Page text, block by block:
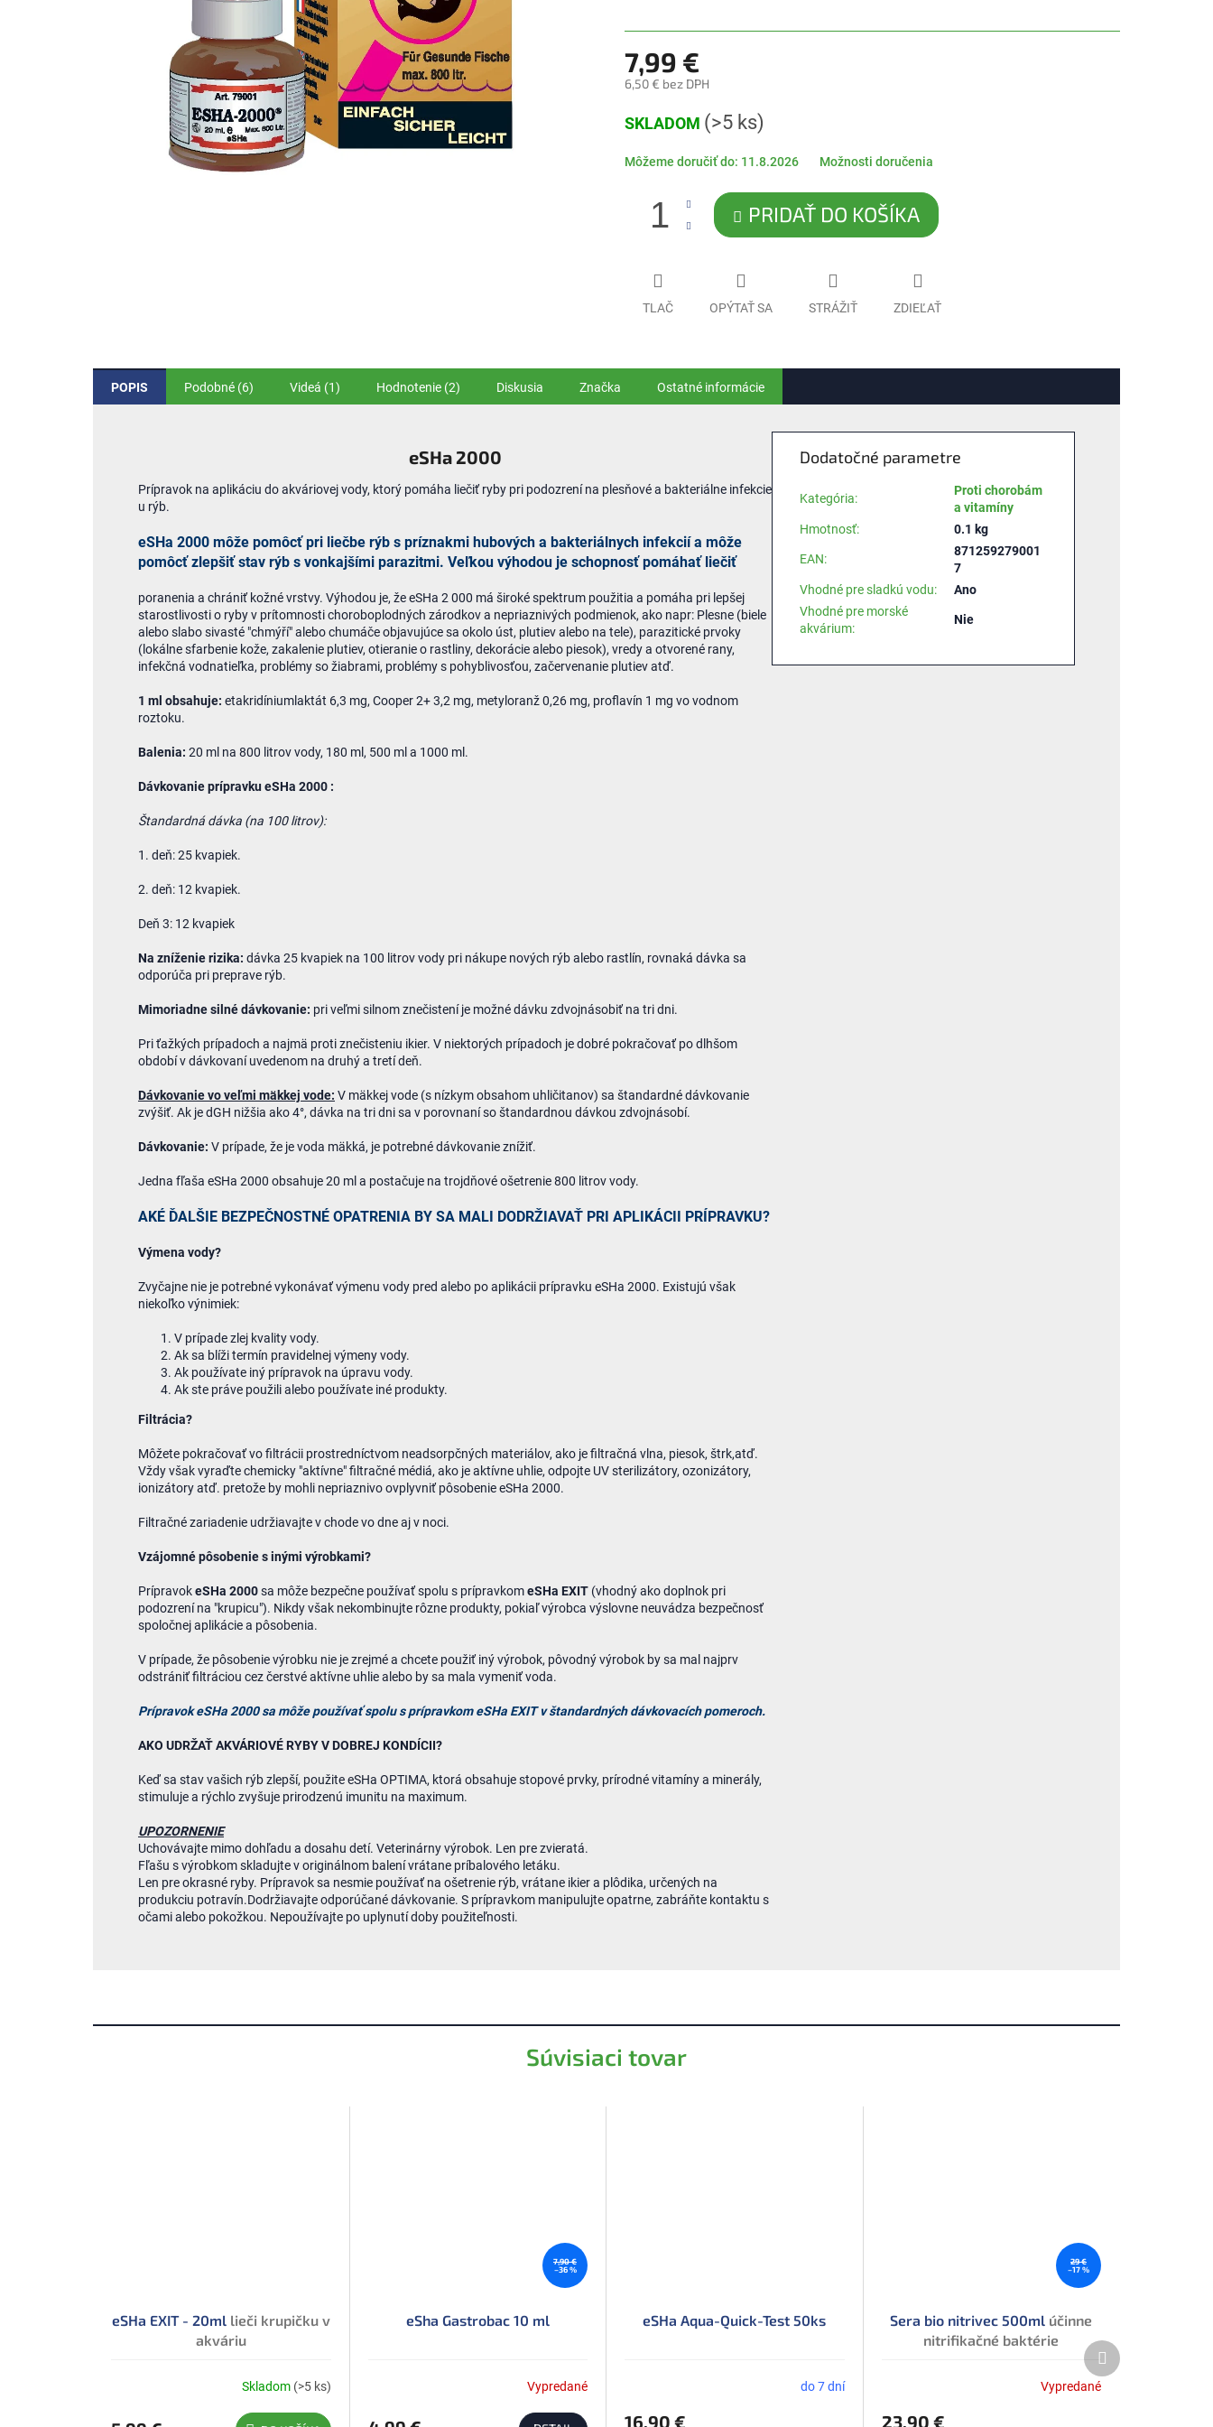
hviezdičiek.
7,99 €
6,50 € bez DPH
cena:
SKLADOM (>5 ks)
Môžeme doručiť do: 11.8.2026 Možnosti doručenia
PRIDAŤ DO KOŠÍKA
TLAČ OPÝTAŤ SA STRÁŽIŤ ZDIEĽAŤ
Súvisiaci tovar
eSHa EXIT - 20ml lieči krupičku v
akváriu
produktu
Skladom (>5 ks)
7,90 €
–36 %
eSha Gastrobac 10 ml
Vypredané
eSHa Aqua-Quick-Test 50ks
do 7 dní
16,90 €
29 €
–17 %
Sera bio nitrivec 500ml účinne
nitrifikačné baktérie
produktu
Vypredané
23,90 €
Ďalší
produkt
POPIS Podobné (6) Videá (1) Hodnotenie (2) Diskusia Značka Ostatné informácie
eSHa 2000
Prípravok na aplikáciu do akváriovej vody, ktorý pomáha liečiť ryby pri podozrení na plesňové a bakteriálne infekcie
u rýb.
eSHa 2000 môže pomôcť pri liečbe rýb s príznakmi hubových a bakteriálnych infekcií a môže
pomôcť zlepšiť stav rýb s vonkajšími parazitmi. Veľkou výhodou je schopnosť pomáhať liečiť
poranenia a chrániť kožné vrstvy. Výhodou je, že eSHa 2 000 má široké spektrum použitia a pomáha pri lepšej
starostlivosti o ryby v prítomnosti choroboplodných zárodkov a nepriaznivých podmienok, ako napr: Plesne (biele
alebo slabo sivasté "chmýří" alebo chumáče objavujúce sa okolo úst, plutiev alebo na tele), parazitické prvoky
(lokálne sfarbenie kože, zakalenie plutiev, otieranie o rastliny, dekorácie alebo piesok), vredy a otvorené rany,
infekčná vodnatieľka, problémy so žiabrami, problémy s pohyblivosťou, začervenanie plutiev atď.
1 ml obsahuje: etakridíniumlaktát 6,3 mg, Cooper 2+ 3,2 mg, metyloranž 0,26 mg, proflavín 1 mg vo vodnom
roztoku.
Balenia: 20 ml na 800 litrov vody, 180 ml, 500 ml a 1000 ml.
Dávkovanie prípravku eSHa 2000 :
Štandardná dávka (na 100 litrov):
1. deň: 25 kvapiek.
2. deň: 12 kvapiek.
Deň 3: 12 kvapiek
Na zníženie rizika: dávka 25 kvapiek na 100 litrov vody pri nákupe nových rýb alebo rastlín, rovnaká dávka sa
odporúča pri preprave rýb.
Mimoriadne silné dávkovanie: pri veľmi silnom znečistení je možné dávku zdvojnásobiť na tri dni.
Pri ťažkých prípadoch a najmä proti znečisteniu ikier. V niektorých prípadoch je dobré pokračovať po dlhšom
období v dávkovaní uvedenom na druhý a tretí deň.
Dávkovanie vo veľmi mäkkej vode: V mäkkej vode (s nízkym obsahom uhličitanov) sa štandardné dávkovanie
zvýšiť. Ak je dGH nižšia ako 4°, dávka na tri dni sa v porovnaní so štandardnou dávkou zdvojnásobí.
Dávkovanie: V prípade, že je voda mäkká, je potrebné dávkovanie znížiť.
Jedna fľaša eSHa 2000 obsahuje 20 ml a postačuje na trojdňové ošetrenie 800 litrov vody.
AKÉ ĎALŠIE BEZPEČNOSTNÉ OPATRENIA BY SA MALI DODRŽIAVAŤ PRI APLIKÁCII PRÍPRAVKU?
Výmena vody?
Zvyčajne nie je potrebné vykonávať výmenu vody pred alebo po aplikácii prípravku eSHa 2000. Existujú však
niekoľko výnimiek:
V prípade zlej kvality vody.
Ak sa blíži termín pravidelnej výmeny vody.
Ak používate iný prípravok na úpravu vody.
Ak ste práve použili alebo používate iné produkty.
Filtrácia?
Môžete pokračovať vo filtrácii prostredníctvom neadsorpčných materiálov, ako je filtračná vlna, piesok, štrk,atď.
Vždy však vyraďte chemicky "aktívne" filtračné médiá, ako je aktívne uhlie, odpojte UV sterilizátory, ozonizátory,
ionizátory atď. pretože by mohli nepriaznivo ovplyvniť pôsobenie eSHa 2000.
Filtračné zariadenie udržiavajte v chode vo dne aj v noci.
Vzájomné pôsobenie s inými výrobkami?
PrípravokeSHa 2000sa môže bezpečne používať spolu s prípravkomeSHa EXIT (vhodný ako doplnok pri
podozrení na "krupicu"). Nikdy však nekombinujte rôzne produkty, pokiaľ výrobca výslovne neuvádza bezpečnosť
spoločnej aplikácie a pôsobenia.
V prípade, že pôsobenie výrobku nie je zrejmé a chcete použiť iný výrobok, pôvodný výrobok by sa mal najprv
odstrániť filtráciou cez čerstvé aktívne uhlie alebo by sa mala vymeniť voda.
Prípravok eSHa 2000 sa môže používať spolu s prípravkom eSHa EXIT v štandardných dávkovacích pomeroch.
AKO UDRŽAŤ AKVÁRIOVÉ RYBY V DOBREJ KONDÍCII?
Keď sa stav vašich rýb zlepší, použite eSHa OPTIMA, ktorá obsahuje stopové prvky, prírodné vitamíny a minerály,
stimuluje a rýchlo zvyšuje prirodzenú imunitu na maximum.
UPOZORNENIE
Uchovávajte mimo dohľadu a dosahu detí. Veterinárny výrobok. Len pre zvieratá.
Fľašu s výrobkom skladujte v originálnom balení vrátane príbalového letáku.
Len pre okrasné ryby. Prípravok sa nesmie používať na ošetrenie rýb, vrátane ikier a plôdika, určených na
produkciu potravín.Dodržiavajte odporúčané dávkovanie. S prípravkom manipulujte opatrne, zabráňte kontaktu s
očami alebo pokožkou. Nepoužívajte po uplynutí doby použiteľnosti.
Dodatočné parametre
Kategória:
Proti chorobám
a vitamíny
Hmotnosť: 0.1 kg
EAN:
871259279001
7
Vhodné pre sladkú vodu:
Ano
Vhodné pre morské
akvárium:
Nie